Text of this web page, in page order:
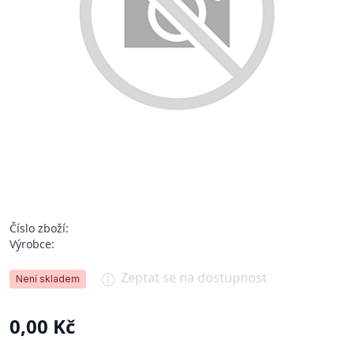
Číslo zboží:
Výrobce:
Není skladem Zeptat se na dostupnost
0,00 Kč